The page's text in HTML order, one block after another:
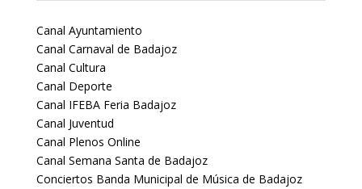
Canal Ayuntamiento
Canal Carnaval de Badajoz
Canal Cultura
Canal Deporte
Canal IFEBA Feria Badajoz
Canal Juventud
Canal Plenos Online
Canal Semana Santa de Badajoz
Conciertos Banda Municipal de Música de Badajoz